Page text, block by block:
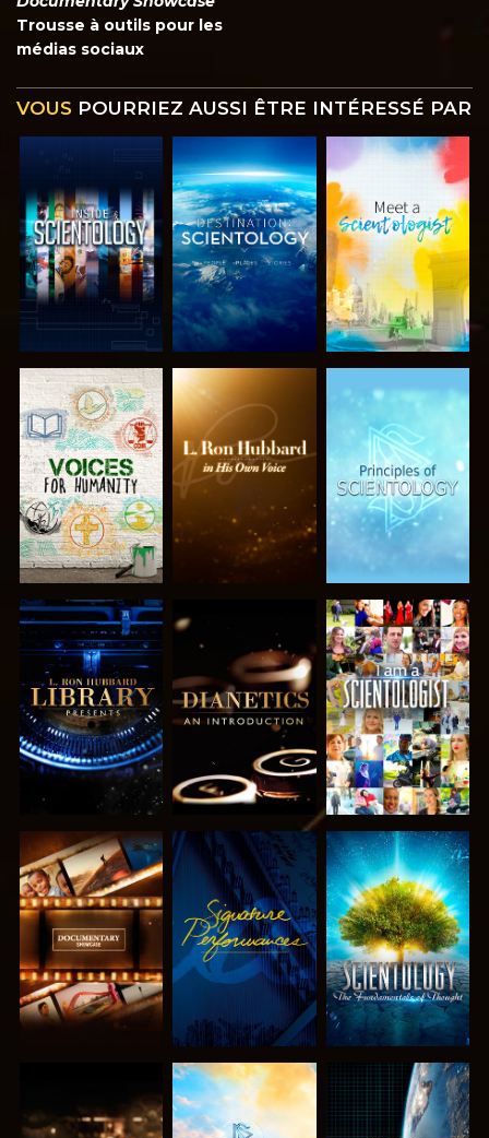
Trousse à outils pour les
médias sociaux
VOUS POURRIEZ AUSSI ÊTRE INTÉRESSÉ PAR
DÉCOUVRIR
LES SÉRIES
DÉCOUVRIR
LES SÉRIES
DÉCOUVRIR
LES SÉRIES
DÉCOUVRIR
LES SÉRIES
DÉCOUVRIR
LES SÉRIES
REGARDER
DÉCOUVRIR
LES SÉRIES
REGARDER
DÉCOUVRIR
LES SÉRIES
DÉCOUVRIR
DÉCOUVRIR
REGARDER